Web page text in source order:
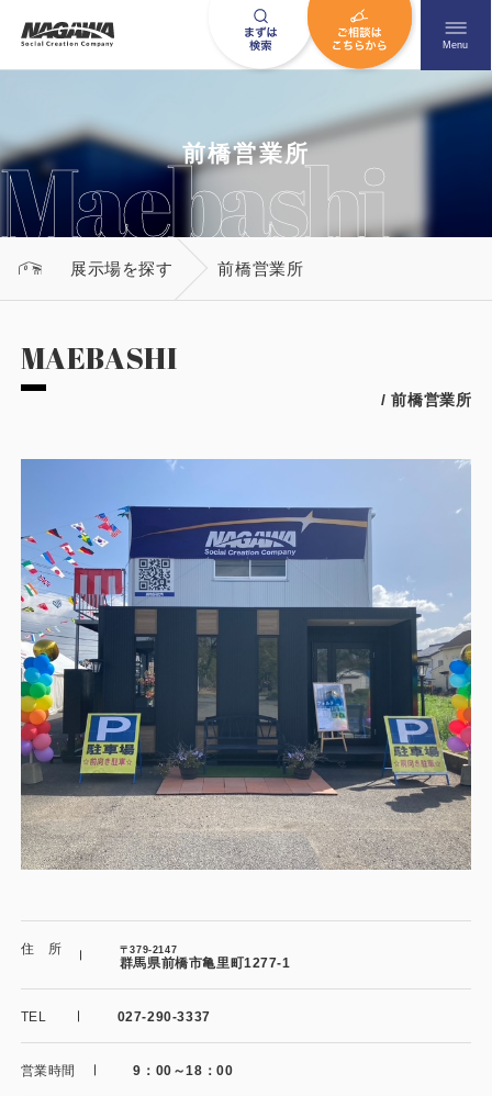
メニュ
Menu
お問い合わせはこちら
0120-09-9663
営業時間AM 9:00〜PM6:00
用途から探す
事務所・作業場
倉庫・工場
店舗
ガレージ・物置
勉強部屋・子供部屋
休憩室・喫煙室
ユニットハウス
ナガワについて知る
施工事例
あなたにナガワがお薦めの理由
Webカタログ
会社概要
よくあるご質問
その他
お問い合わせ
利用規約
前橋営業所
展示場を探す 前橋営業所
MAEBASHI
/ 前橋営業所
住 所 〒379-2147
群馬県前橋市亀里町1277-1
TEL 027-290-3337
営業時間 9：00～18：00